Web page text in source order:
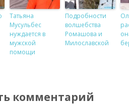
Татьяна
Мусульбес
нуждается в
мужской
помощи
Подробности
волшебства
Ромашова и
Милославской
комментарий